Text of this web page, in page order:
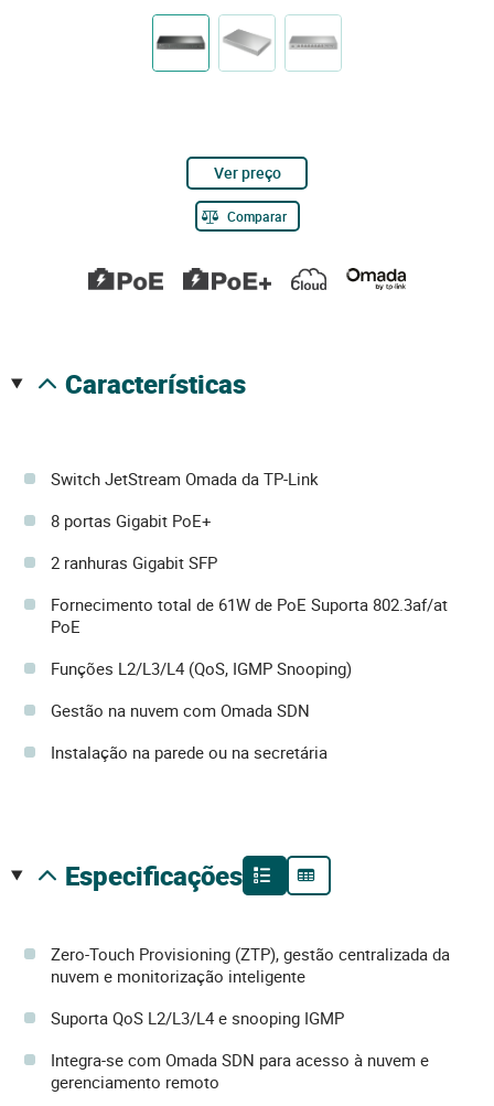
Ver preço
Comparar
características
Switch JetStream Omada da TP-Link
8 portas Gigabit PoE+
2 ranhuras Gigabit SFP
Fornecimento total de 61W de PoE Suporta 802.3af/at
PoE
Funções L2/L3/L4 (QoS, IGMP Snooping)
Gestão na nuvem com Omada SDN
Instalação na parede ou na secretária
especificações
Zero-Touch Provisioning (ZTP), gestão centralizada da
nuvem e monitorização inteligente
Suporta QoS L2/L3/L4 e snooping IGMP
Integra-se com Omada SDN para acesso à nuvem e
gerenciamento remoto